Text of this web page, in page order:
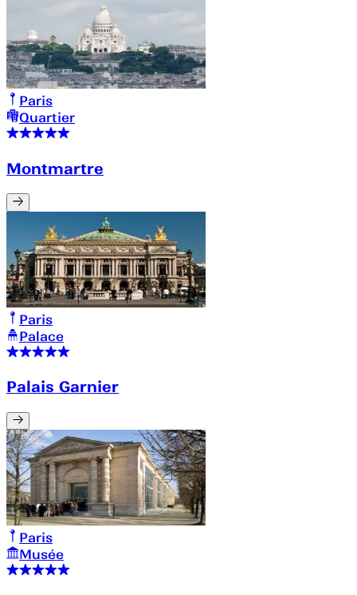
Paris
Quartier
Montmartre
Paris
Palace
Palais Garnier
Paris
Musée